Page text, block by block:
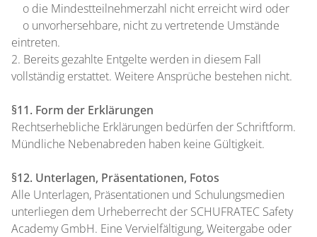
o die Mindestteilnehmerzahl nicht erreicht wird oder
o unvorhersehbare, nicht zu vertretende Umstände
eintreten.
2. Bereits gezahlte Entgelte werden in diesem Fall
vollständig erstattet. Weitere Ansprüche bestehen nicht.
§11. Form der Erklärungen
Rechtserhebliche Erklärungen bedürfen der Schriftform.
Mündliche Nebenabreden haben keine Gültigkeit.
§12. Unterlagen, Präsentationen, Fotos
Alle Unterlagen, Präsentationen und Schulungsmedien
unterliegen dem Urheberrecht der SCHUFRATEC Safety
Academy GmbH. Eine Vervielfältigung, Weitergabe oder